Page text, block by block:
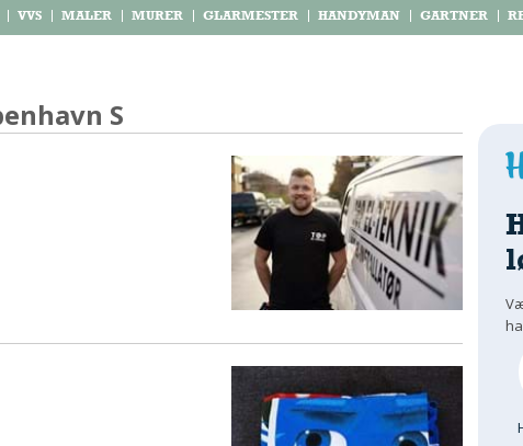
VVS MALER MURER GLARMESTER HANDYMAN GARTNER
S